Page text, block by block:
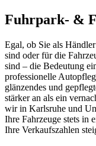
Fuhrpark- &
Egal, ob Sie als
sind oder für die
sind – die Bedeutung
professionelle
glänzendes und
stärker an als ein
wir in Karlsruhe und
Ihre Fahrzeuge stets in
Ihre Verkaufszahlen